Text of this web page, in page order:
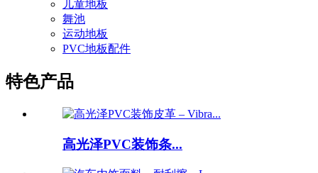
儿童地板
舞池
运动地板
PVC地板配件
特色产品
高光泽PVC装饰条...